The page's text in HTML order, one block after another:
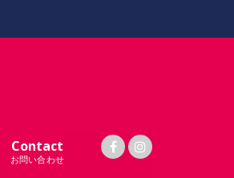
Contact
お問い合わせ